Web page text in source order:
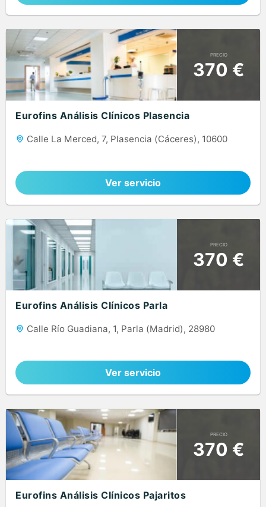
PRECIO
370 €
Eurofins Análisis Clínicos Plasencia
Calle La Merced, 7, Plasencia (Cáceres), 10600
Ver servicio
PRECIO
370 €
Eurofins Análisis Clínicos Parla
Calle Río Guadiana, 1, Parla (Madrid), 28980
Ver servicio
PRECIO
370 €
Eurofins Análisis Clínicos Pajaritos